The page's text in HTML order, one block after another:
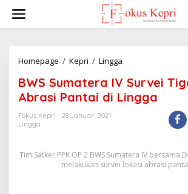
w
Homepage / Kepri / Lingga
S
S
u
r
a
BWS Sumatera IV Survei
Abrasi Pantai di Lingga
Fokus Kepri
28 Januari 2021
Lingga
Tim Satker PPK OP 2 BWS Sumatera IV bersama
melakukan survei lokasi abrasi